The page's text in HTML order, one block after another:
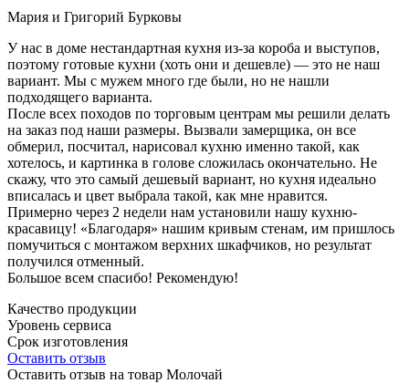
Мария и Григорий Бурковы
У нас в доме нестандартная кухня из-за короба и выступов,
поэтому готовые кухни (хоть они и дешевле) — это не наш
вариант. Мы с мужем много где были, но не нашли
подходящего варианта.
После всех походов по торговым центрам мы решили делать
на заказ под наши размеры. Вызвали замерщика, он все
обмерил, посчитал, нарисовал кухню именно такой, как
хотелось, и картинка в голове сложилась окончательно. Не
скажу, что это самый дешевый вариант, но кухня идеально
вписалась и цвет выбрала такой, как мне нравится.
Примерно через 2 недели нам установили нашу кухню-
красавицу! «Благодаря» нашим кривым стенам, им пришлось
помучиться с монтажом верхних шкафчиков, но результат
получился отменный.
Большое всем спасибо! Рекомендую!
Качество продукции
Уровень сервиса
Срок изготовления
Оставить отзыв
Оставить отзыв на товар Молочай